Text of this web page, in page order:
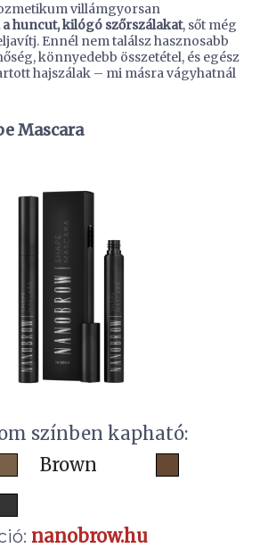
villámgyorsan
huncut, kilógó szőrszálakat, sőt még
Ennél nem találsz hasznosabb
könnyedebb összetétel, és egész
hajszálak – mi másra vágyhatnál
Mascara
színben kapható:
Brown
nanobrow.hu